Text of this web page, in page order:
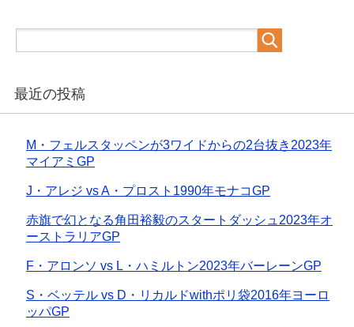
最近の投稿
M・フェルスタッペンが3ワイドからの2台抜き2023年
マイアミGP
J・アレジ vs A・プロスト1990年モナコGP
赤旗で幻となる角田裕毅のスタートダッシュ2023年オ
ーストラリアGP
F・アロンソ vs L・ハミルトン2023年バーレーンGP
S・ベッテル vs D・リカルドwithポリ袋2016年ヨーロ
ッパGP